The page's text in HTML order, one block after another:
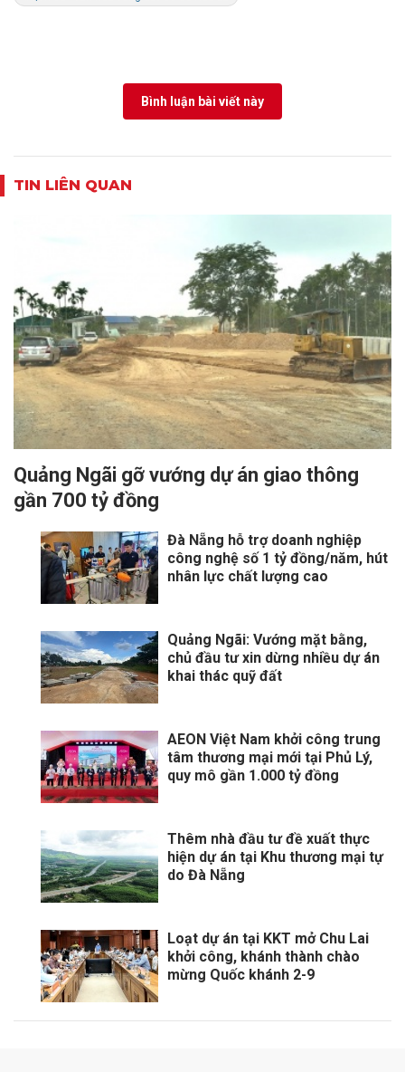
Bình luận bài viết này
TIN LIÊN QUAN
Quảng Ngãi gỡ vướng dự án giao thông
gần 700 tỷ đồng
Đà Nẵng hỗ trợ doanh nghiệp
công nghệ số 1 tỷ đồng/năm, hút
nhân lực chất lượng cao
Quảng Ngãi: Vướng mặt bằng,
chủ đầu tư xin dừng nhiều dự án
khai thác quỹ đất
AEON Việt Nam khởi công trung
tâm thương mại mới tại Phủ Lý,
quy mô gần 1.000 tỷ đồng
Thêm nhà đầu tư đề xuất thực
hiện dự án tại Khu thương mại tự
do Đà Nẵng
Loạt dự án tại KKT mở Chu Lai
khởi công, khánh thành chào
mừng Quốc khánh 2-9